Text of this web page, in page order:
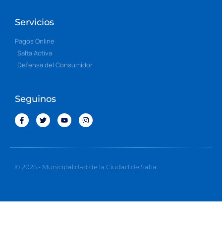
Servicios
Pagos Online
Salta Activa
Defensa del Consumidor
Seguinos
© 2025 - Municipalidad de la Ciudad de Salta